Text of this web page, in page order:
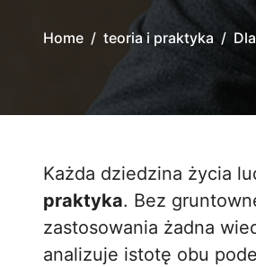
Home teoria i praktyka
Każda dziedzina życia
praktyka. Bez
zastosowania żadna
analizuje istotę obu